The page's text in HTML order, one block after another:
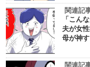
関連記
「こん
夫が女
母が神
関連記